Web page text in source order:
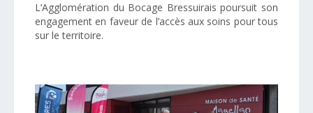
L’Agglomération du Bocage Bressuirais poursuit son
engagement en faveur de l’accès aux soins pour tous
sur le territoire.